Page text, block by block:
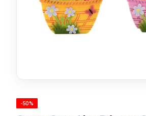
-50%